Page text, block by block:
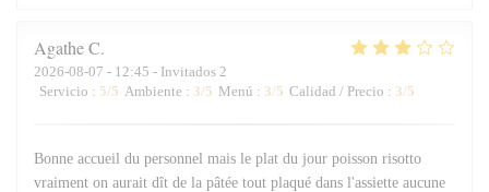
AgatheC
2026-08-07 - 12:45 - Invitados 2
Servicio : 5/5 Ambiente : 3/5 Menú : 3/5 Calidad / Precio : 3/5
Bonne accueil du personnel mais le plat du jour poisson risotto
vraiment on aurait dît de la pâtée tout plaqué dans l'assiette aucune